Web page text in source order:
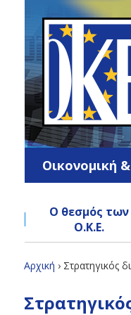
navigation
Οικονομική
Ο θεσμός των
Ο.Κ.Ε.
Αρχική › Στρατηγικός
to
to